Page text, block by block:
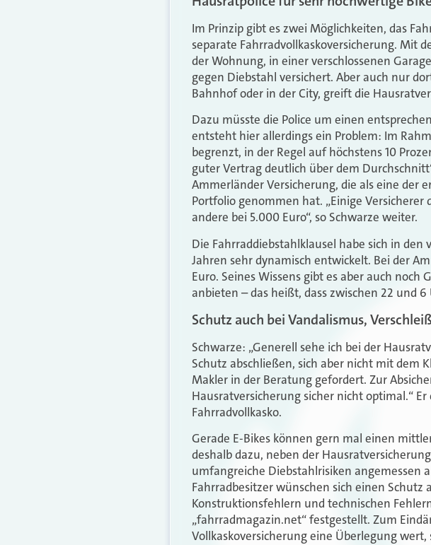
Im Prinzip gibt es zwei Möglichkeiten, das
separate Fahrradvollkaskoversicherung. Mit
der Wohnung, in einer verschlossenen
gegen Diebstahl versichert. Aber auch nur
Bahnhof oder in der City, greift die
Dazu müsste die Police um einen
entsteht hier allerdings ein Problem: Im
begrenzt, in der Regel auf höchstens 10
guter Vertrag deutlich über dem
Ammerländer Versicherung, die als eine der
Portfolio genommen hat. „Einige Versicherer
andere bei 5.000 Euro“, so Schwarze weiter.
Die Fahrraddiebstahlklausel habe sich in den
Jahren sehr dynamisch entwickelt. Bei der
Euro. Seines Wissens gibt es aber auch
anbieten – das heißt, dass zwischen 22 und
Schutz auch bei Vandalismus,
Schwarze: „Generell sehe ich bei der
Schutz abschließen, sich aber nicht mit dem
Makler in der Beratung gefordert. Zur
Hausratversicherung sicher nicht optimal.“
Fahrradvollkasko.
Gerade E-Bikes können gern mal einen
deshalb dazu, neben der
umfangreiche Diebstahlrisiken angemessen
Fahrradbesitzer wünschen sich einen Schutz
Konstruktionsfehlern und technischen
„fahrradmagazin.net“ festgestellt. Zum
Vollkaskoversicherung eine Überlegung wert,